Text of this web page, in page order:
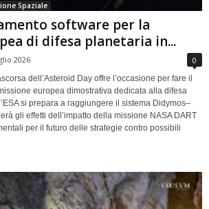
Spaziale
software per la
di difesa planetaria in...
2026 0
dell’Asteroid Day offre l’occasione per fare il
europea dimostrativa dedicata alla difesa
si prepara a raggiungere il sistema Didymos–
gli effetti dell’impatto della missione NASA DART
per il futuro delle strategie contro possibili